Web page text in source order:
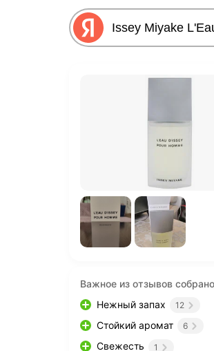
Важное из отзывов
Нежный запах
12
Стойкий аромат 6
Свежесть 1